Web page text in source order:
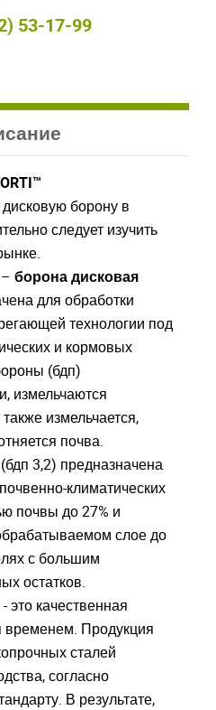
53-17-99
борону в
следует изучить
борона дисковая
для обработки
технологии под
и кормовых
(бдп)
измельчаются
измельчается,
почва.
3,2) предназначена
климатических
почвы до 27% и
слое до
с большим
остатков.
- это качественная
временем. Продукция
сталей
согласно
В результате,